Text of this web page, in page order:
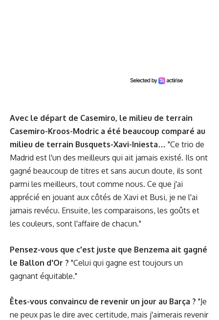
Avec le départ de Casemiro, le milieu de terrain
Casemiro-Kroos-Modric a été beaucoup comparé au
milieu de terrain Busquets-Xavi-Iniesta… "Ce trio de
Madrid est l'un des meilleurs qui ait jamais existé. Ils ont
gagné beaucoup de titres et sans aucun doute, ils sont
parmi les meilleurs, tout comme nous. Ce que j'ai
apprécié en jouant aux côtés de Xavi et Busi, je ne l'ai
jamais revécu. Ensuite, les comparaisons, les goûts et
les couleurs, sont l'affaire de chacun."
Pensez-vous que c'est juste que Benzema ait gagné
le Ballon d'Or ? "Celui qui gagne est toujours un
gagnant équitable."
Êtes-vous convaincu de revenir un jour au Barça ? "Je
ne peux pas le dire avec certitude, mais j'aimerais revenir